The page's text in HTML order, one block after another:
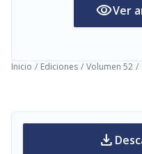
visibilityVer
Inicio / Ediciones / Volumen 52 /
download